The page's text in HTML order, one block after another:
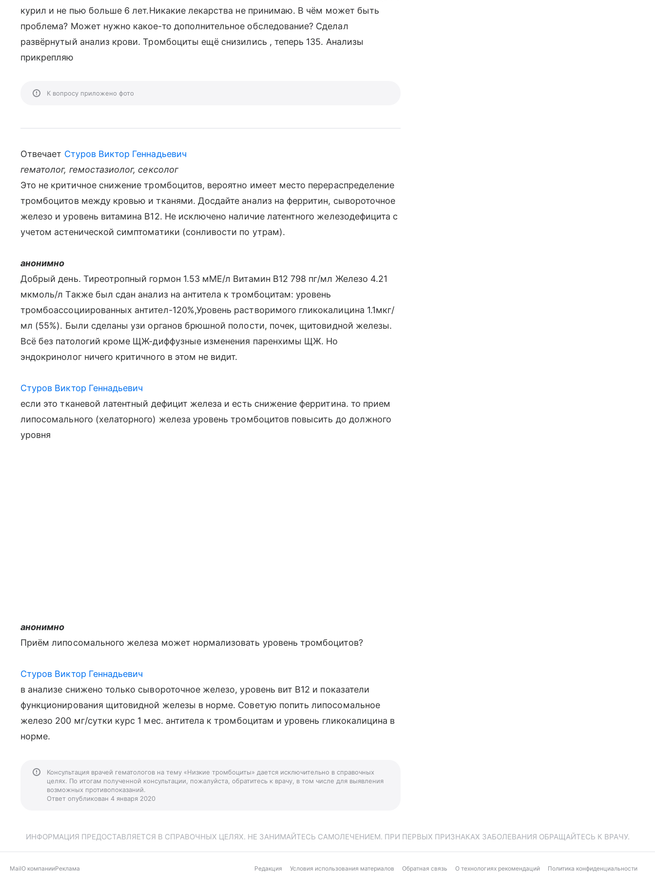
курил и не пью больше 6 лет.Никакие лекарства не принимаю. В чём может быть
проблема? Может нужно какое-то дополнительное обследование? Сделал
развёрнутый анализ крови. Тромбоциты ещё снизились , теперь 135. Анализы
прикрепляю
К вопросу приложено фото
Отвечает Стуров Виктор Геннадьевич
гематолог, гемостазиолог, сексолог
Это не критичное снижение тромбоцитов, вероятно имеет место перераспределение
тромбоцитов между кровью и тканями. Досдайте анализ на ферритин, сывороточное
железо и уровень витамина В12. Не исключено наличие латентного железодефицита с
учетом астенической симптоматики (сонливости по утрам).
анонимно
Добрый день. Тиреотропный гормон 1.53 мМЕ/л Витамин В12 798 пг/мл Железо 4.21
мкмоль/л Также был сдан анализ на антитела к тромбоцитам: уровень
тромбоассоциированных антител-120%,Уровень растворимого гликокалицина 1.1мкг/
мл (55%). Были сделаны узи органов брюшной полости, почек, щитовидной железы.
Всё без патологий кроме ЩЖ-диффузные изменения паренхимы ЩЖ. Но
эндокринолог ничего критичного в этом не видит.
Стуров Виктор Геннадьевич
если это тканевой латентный дефицит железа и есть снижение ферритина. то прием
липосомального (хелаторного) железа уровень тромбоцитов повысить до должного
уровня
анонимно
Приём липосомального железа может нормализовать уровень тромбоцитов?
Стуров Виктор Геннадьевич
в анализе снижено только сывороточное железо, уровень вит В12 и показатели
функционирования щитовидной железы в норме. Советую попить липосомальное
железо 200 мг/сутки курс 1 мес. антитела к тромбоцитам и уровень гликокалицина в
норме.
Консультация врачей гематологов на тему «Низкие тромбоциты» дается исключительно в справочных
целях. По итогам полученной консультации, пожалуйста, обратитесь к врачу, в том числе для выявления
возможных противопоказаний.
Ответ опубликован 4 января 2020
ИНФОРМАЦИЯ ПРЕДОСТАВЛЯЕТСЯ В СПРАВОЧНЫХ ЦЕЛЯХ. НЕ ЗАНИМАЙТЕСЬ САМОЛЕЧЕНИЕМ. ПРИ ПЕРВЫХ ПРИЗНАКАХ ЗАБОЛЕВАНИЯ ОБРАЩАЙТЕСЬ К ВРАЧУ.
MailО компанииРеклама Редакция Условия использования материалов Обратная связь О технологиях рекомендаций Политика конфиденциальности